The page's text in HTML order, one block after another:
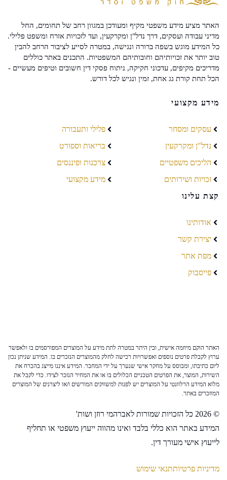
האתר מציע מידע משפטי מקיף ומעודכן במגוון רחב של תחומים, החל
מדיני עבודה ועסקים, דרך נדל"ן ומקרקעין, ועד לזכויות אזרח ומשפט פלילי.
כל המידע מוגש בשפה ברורה ונגישה, במטרה לסייע לציבור הרחב להבין
טוב יותר את זכויותיהם וחובותיהם המשפטיות. התכנים באתר כוללים
מדריכים מקיפים, עדכוני חקיקה, ניתוח פסקי דין חשובים וטיפים מעשיים -
הכל תחת קורת גג אחת, זמין ונגיש לכל דורש.
מידע מקצועי
עסקים ומסחר
נדל"ן ומקרקעין
הליכים משפטיים
זכויות ושירותים
פלילי ותעבורה
בריאות וספורט
צרכנות ופיננסים
מידע מקצועי
קצת עלינו
אודותינו
יצירת קשר
מפת אתר
פייסבוק
האתר הוקם מיוזמה אישית, ובין היתר במטרה לתת מידע על המוצרים המפורסמים בו ולאפשר
ערוץ לקבלת פרטים נוספים ואפשרויות רכישה לחלק מהמוצרים הנזכרים בו. המידע שניתן נכון
ליום כתיבתו, ומבוסס על מחקר אישי שנערך על ידי המחבר. המידע איננו מייצג בהכרח את
השירות, המוצר, את הפרטים הטכניים הכלולים בו או את המחיר הנזכר לצידו. כדי לקבל את
מלוא המידע הרלוונטי על המוצרים יש לפנות למשווקים המורשים ו/או ליצרנים של המוצרים
המוזכרים באתר.
© 2026 כל הזכויות שמורות לאברהמי רוזן ושות'
המידע באתר הוא כללי בלבד ואינו מהווה ייעוץ משפטי או תחליף
לייעוץ אישי מעורך דין.
מדיניות פרטיותתנאי שימוש